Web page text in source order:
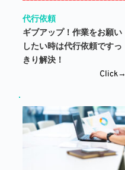
代行依頼
ギブアップ！作業をお願い
したい時は代行依頼ですっ
きり解決！
Click→